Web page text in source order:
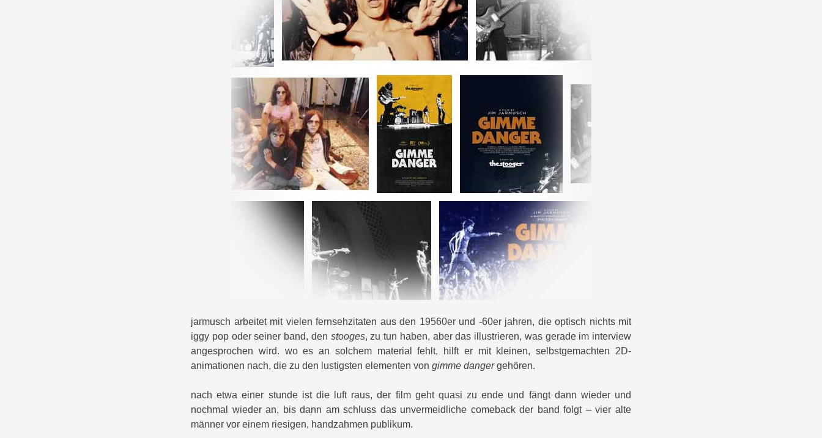
jarmusch arbeitet mit vielen fernsehzitaten aus den 19560er und -60er jahren, die optisch nichts mit
iggy pop oder seiner band, den stooges, zu tun haben, aber das illustrieren, was gerade im interview
angesprochen wird. wo es an solchem material fehlt, hilft er mit kleinen, selbstgemachten 2D-
animationen nach, die zu den lustigsten elementen von gimme dangergehören.
nach etwa einer stunde ist die luft raus, der film geht quasi zu ende und fängt dann wieder und
nochmal wieder an, bis dann am schluss das unvermeidliche comeback der band folgt – vier alte
männer vor einem riesigen, handzahmen publikum.